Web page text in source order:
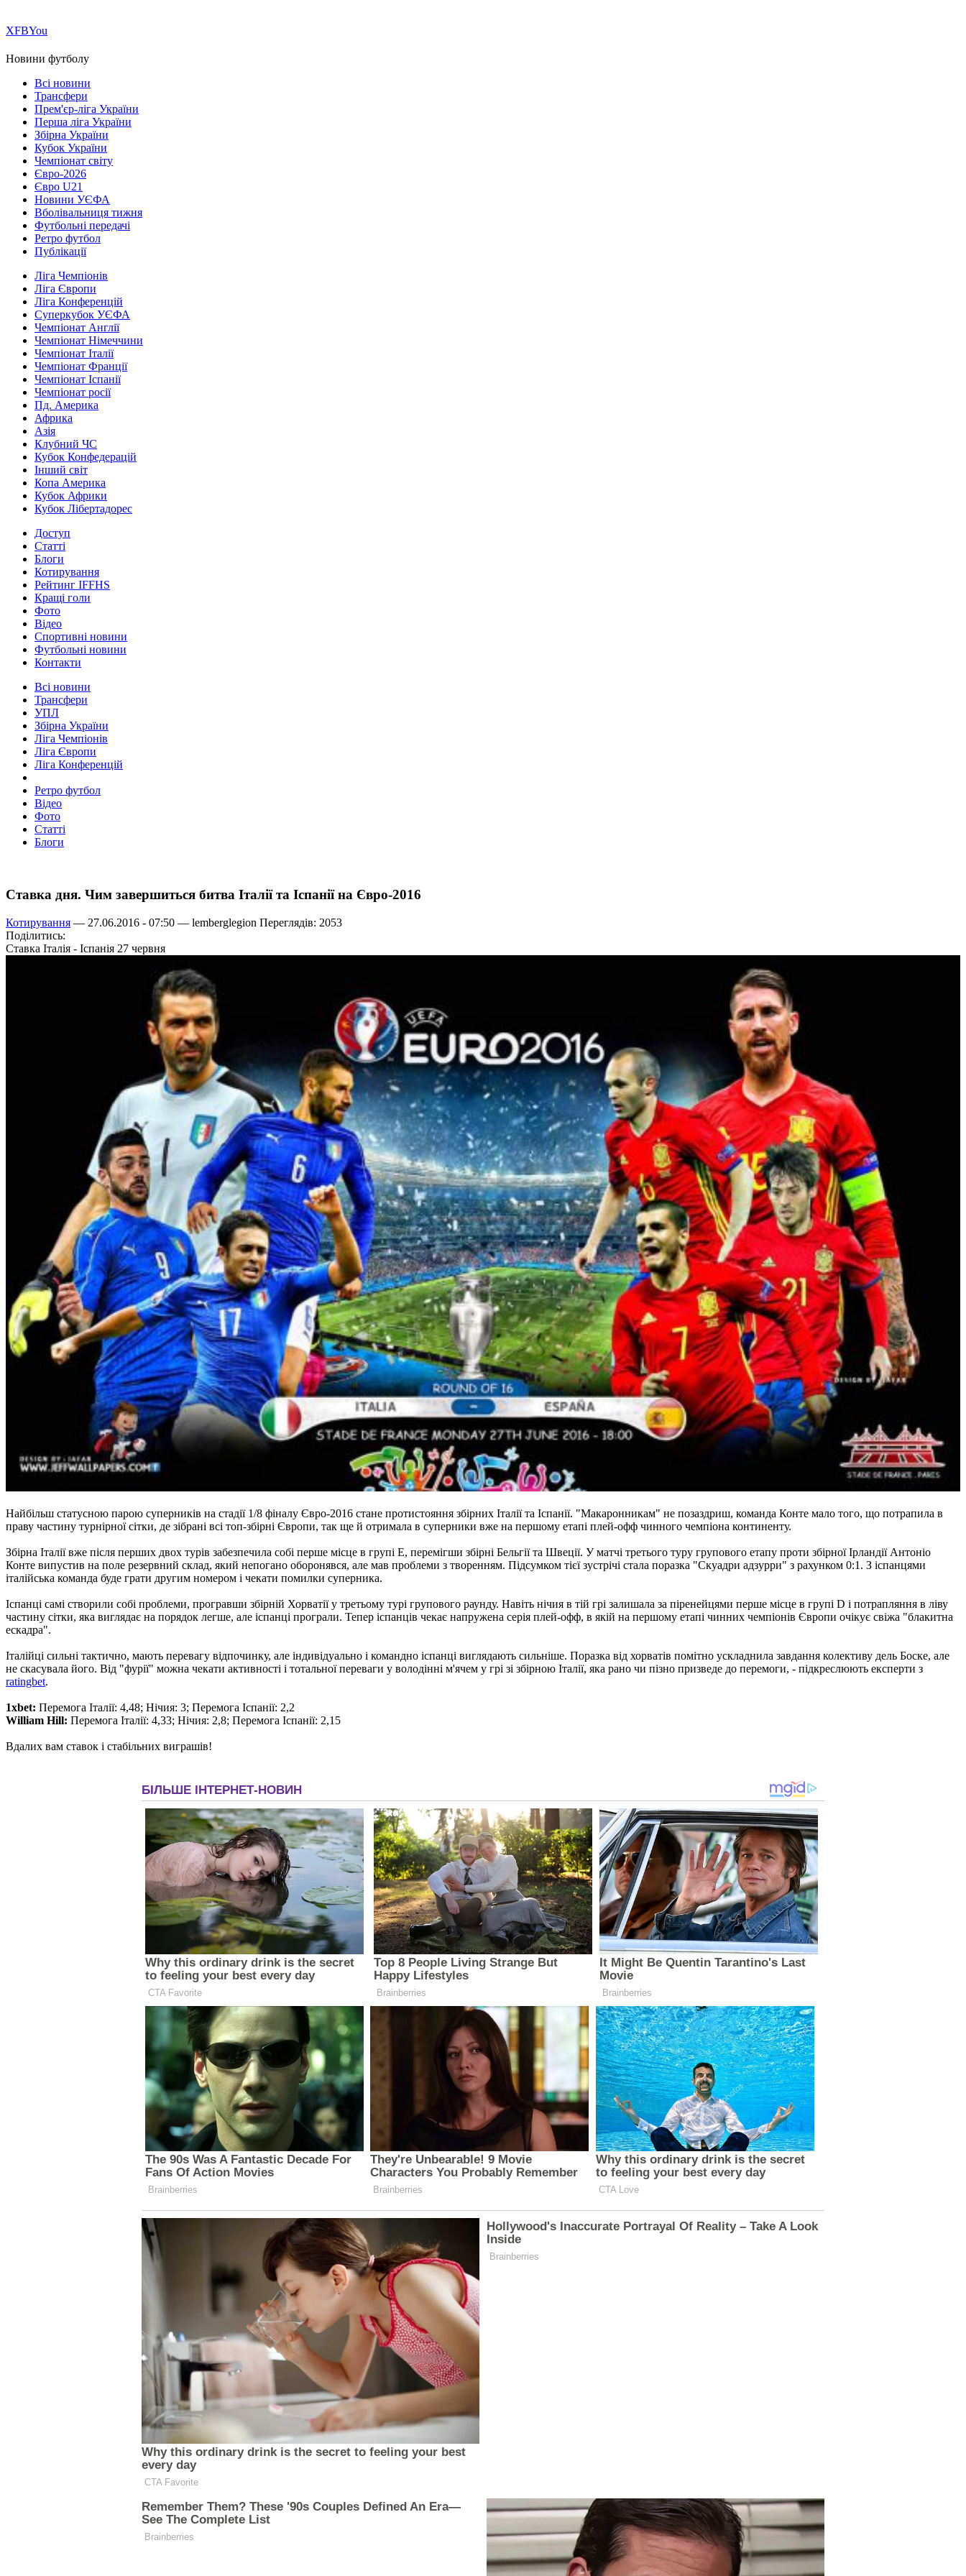
ХFBYou
Новини футболу
Всі новини
Трансфери
Прем'єр-ліга України
Перша ліга України
Збірна України
Кубок України
Чемпіонат світу
Євро-2026
Євро U21
Новини УЄФА
Вболівальниця тижня
Футбольні передачі
Ретро футбол
Публікації
Ліга Чемпіонів
Ліга Європи
Ліга Конференцій
Суперкубок УЄФА
Чемпіонат Англії
Чемпіонат Німеччини
Чемпіонат Італії
Чемпіонат Франції
Чемпіонат Іспанії
Чемпіонат росії
Пд. Америка
Африка
Азія
Клубний ЧС
Кубок Конфедерацій
Інший світ
Копа Америка
Кубок Африки
Кубок Лібертадорес
Доступ
Статті
Блоги
Котирування
Рейтинг IFFHS
Кращі голи
Фото
Відео
Спортивні новини
Футбольні новини
Контакти
Всі новини
Трансфери
УПЛ
Збірна України
Ліга Чемпіонів
Ліга Європи
Ліга Конференцій
Ретро футбол
Відео
Фото
Статті
Блоги
Ставка дня. Чим завершиться битва Італії та Іспанії на Євро-2016
Котирування — 27.06.2016 - 07:50 — lemberglegion Переглядів: 2053
Поділитись:
Ставка Італія - Іспанія 27 червня
Найбільш статусною парою суперників на стадії 1/8 фіналу Євро-2016 стане протистояння збірних Італії та Іспанії. "Макаронникам" не позаздриш, команда Конте мало того, що потрапила в
праву частину турнірної сітки, де зібрані всі топ-збірні Європи, так ще й отримала в суперники вже на першому етапі плей-офф чинного чемпіона континенту.
Збірна Італії вже після перших двох турів забезпечила собі перше місце в групі E, перемігши збірні Бельгії та Швеції. У матчі третього туру групового етапу проти збірної Ірландії Антоніо
Конте випустив на поле резервний склад, який непогано оборонявся, але мав проблеми з творенням. Підсумком тієї зустрічі стала поразка "Скуадри адзурри" з рахунком 0:1. З іспанцями
італійська команда буде грати другим номером і чекати помилки суперника.
Іспанці самі створили собі проблеми, програвши збірній Хорватії у третьому турі групового раунду. Навіть нічия в тій грі залишала за піренейцями перше місце в групі D і потрапляння в ліву
частину сітки, яка виглядає на порядок легше, але іспанці програли. Тепер іспанців чекає напружена серія плей-офф, в якій на першому етапі чинних чемпіонів Європи очікує свіжа "блакитна
ескадра".
Італійці сильні тактично, мають перевагу відпочинку, але індивідуально і командно іспанці виглядають сильніше. Поразка від хорватів помітно ускладнила завдання колективу дель Боске, але
не скасувала його. Від "фурії" можна чекати активності і тотальної переваги у володінні м'ячем у грі зі збірною Італії, яка рано чи пізно призведе до перемоги, - підкреслюють експерти з
ratingbet.
1хbet: Перемога Італії: 4,48; Нічия: 3; Перемога Іспанії: 2,2
William Hill: Перемога Італії: 4,33; Нічия: 2,8; Перемога Іспанії: 2,15
Вдалих вам ставок і стабільних виграшів!